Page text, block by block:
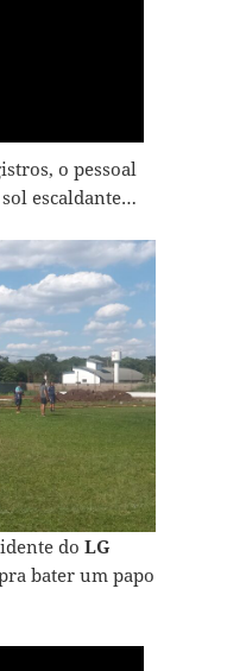
o pessoal
escaldante…
do LG
bater um papo